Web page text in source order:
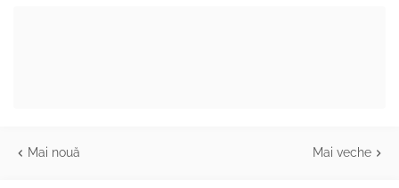
Mai nouă Mai veche